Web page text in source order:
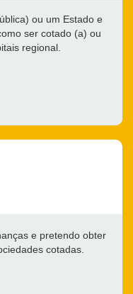
ou um Estado e
ser cotado (a) ou
regional.
e pretendo obter
cotadas.